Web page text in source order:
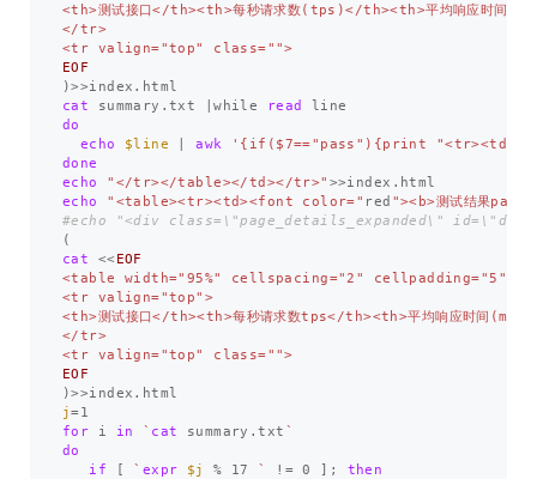
<th>测试接口</th><th>每秒请求数(tps)</th><th>平均响应时间
</tr>
)>>
cat
summary.txt |while read
do
echo
$line | awk
'{if($7=="pass"){print
echo
"</tr></table></td></tr>" >>
echo
"<table><tr><td><font color=" red "><b>测试结果
#echo "<div class=\"page_details_expanded\"
(
cat
<< EOF
<table width="95%" cellspacing="2"
<tr valign="top">
<th>测试接口</th><th>每秒请求数tps</th><th>平均响应时间
</tr>
)>>
j=
for
i in ` cat summary.txt `
do
   if
[ ` expr $j % 17 ` != 0 ] ;
then